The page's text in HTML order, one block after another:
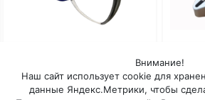
Внимание!
Наш сайт использует cookie для
данные Яндекс.Метрики, чтобы